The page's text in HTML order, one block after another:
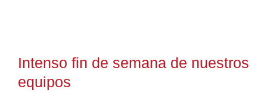
Intenso fin de semana de nuestros
equipos